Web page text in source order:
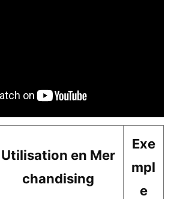
Utilisation en Mer
chandising
Exe
mpl
e